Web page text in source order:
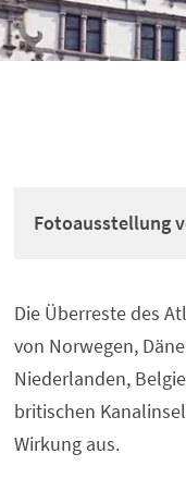
Fotoausstellung
Die Überreste des
von Norwegen,
Niederlanden,
britischen
Wirkung aus.